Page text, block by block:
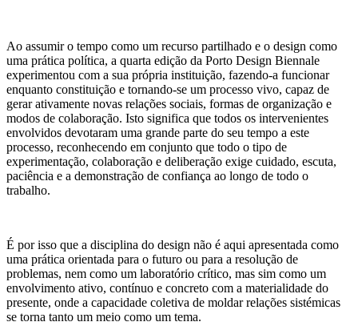
Ao assumir o tempo como um recurso partilhado e o design como
uma prática política, a quarta edição da Porto Design Biennale
experimentou com a sua própria instituição, fazendo-a funcionar
enquanto constituição e tornando-se um processo vivo, capaz de
gerar ativamente novas relações sociais, formas de organização e
modos de colaboração. Isto significa que todos os intervenientes
envolvidos devotaram uma grande parte do seu tempo a este
processo, reconhecendo em conjunto que todo o tipo de
experimentação, colaboração e deliberação exige cuidado, escuta,
paciência e a demonstração de confiança ao longo de todo o
trabalho.
É por isso que a disciplina do design não é aqui apresentada como
uma prática orientada para o futuro ou para a resolução de
problemas, nem como um laboratório crítico, mas sim como um
envolvimento ativo, contínuo e concreto com a materialidade do
presente, onde a capacidade coletiva de moldar relações sistémicas
se torna tanto um meio como um tema.